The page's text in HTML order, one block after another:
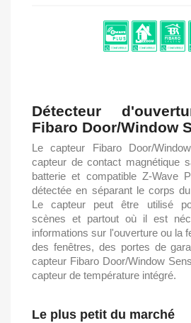
Détecteur
Fibaro Door/Window
Le capteur Fibaro Door/
capteur de contact magnétique
batterie et compatible Z-Wave
détectée en séparant le corps
Le capteur peut être utilisé
scènes et partout où il est
informations sur l'ouverture ou la
des fenêtres, des portes de
capteur Fibaro Door/Window
capteur de température intégré.
Le plus petit du marché